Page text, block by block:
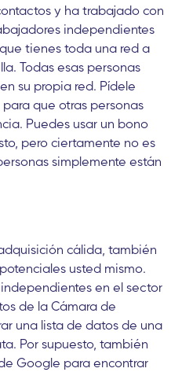
y ha trabajado con
independientes
tienes toda una red a
Todas esas personas
su propia red. Pídele
que otras personas
Puedes usar un bono
pero ciertamente no es
simplemente están
cálida, también
usted mismo.
en el sector
de la Cámara de
una lista de datos de una
Por supuesto, también
Google para encontrar